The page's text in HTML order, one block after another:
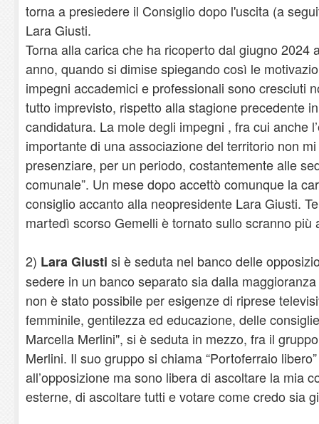
torna a presiedere il Consiglio dopo l'uscita (a
Lara Giusti.
Torna alla carica che ha ricoperto dal giugno 2024
anno, quando si dimise spiegando così le
impegni accademici e professionali sono cresciuti
tutto imprevisto, rispetto alla stagione precedente
candidatura. La mole degli impegni , fra cui anche
importante di una associazione del territorio non
presenziare, per un periodo, costantemente alle
comunale”. Un mese dopo accettò comunque la
consiglio accanto alla neopresidente Lara Giusti.
martedì scorso Gemelli è tornato sullo scranno più
2) Lara Giusti si è seduta nel banco delle
sedere in un banco separato sia dalla
non è stato possibile per esigenze di riprese
femminile, gentilezza ed educazione, delle
Marcella Merlini", si è seduta in mezzo, fra il
Merlini. Il suo gruppo si chiama “Portoferraio
all’opposizione ma sono libera di ascoltare la mia
esterne, di ascoltare tutti e votare come credo sia